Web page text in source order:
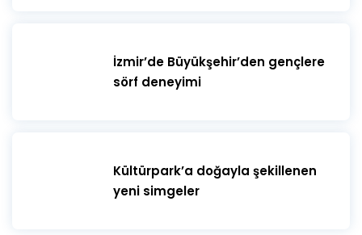
İzmir’de Büyükşehir’den gençlere
sörf deneyimi
Kültürpark’a doğayla şekillenen
yeni simgeler